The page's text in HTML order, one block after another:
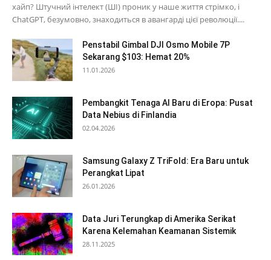
хайп? Штучний інтелект (ШІ) проник у наше життя стрімко, і
ChatGPT, безумовно, знаходиться в авангарді цієї революції....
Penstabil Gimbal DJI Osmo Mobile 7P
Sekarang $103: Hemat 20%
11.01.2026
Pembangkit Tenaga AI Baru di Eropa: Pusat
Data Nebius di Finlandia
02.04.2026
Samsung Galaxy Z TriFold: Era Baru untuk
Perangkat Lipat
26.01.2026
Data Juri Terungkap di Amerika Serikat
Karena Kelemahan Keamanan Sistemik
28.11.2025